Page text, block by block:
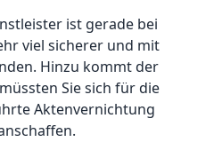
ist gerade bei
viel sicherer und mit
Hinzu kommt der
Sie sich für die
Aktenvernichtung